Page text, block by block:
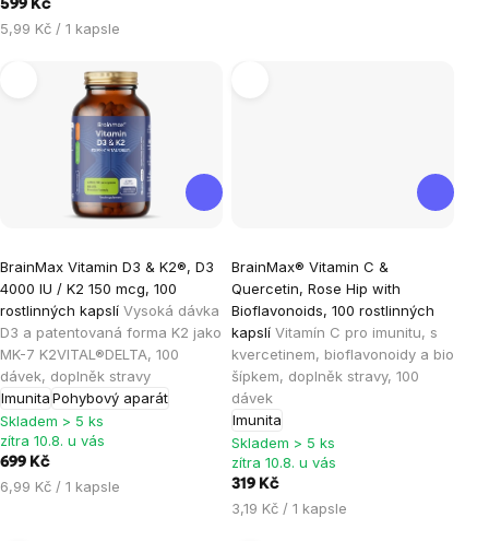
599 Kč
Měrná
5,99 Kč / 1 kapsle
BrainMax Vitamin D3 & K2®, D3
4000 IU / K2 150 mcg, 100
rostlinných kapslí Vysoká dávka
D3 a patentovaná forma K2 jako
MK-7 K2VITAL®DELTA, 100
dávek, doplněk stravy
ImunitaPohybový aparát
hodnocení
produktu
je
5,0
z
5
hvězdiček.
Skladem > 5 ks
zítra 10.8. u vás
699 Kč
Měrná
6,99 Kč / 1 kapsle
BrainMax® Vitamin C &
Quercetin, Rose Hip with
Bioflavonoids, 100 rostlinných
kapslí Vitamín C pro imunitu, s
kvercetinem, bioflavonoidy a bio
šípkem, doplněk stravy, 100
dávek
Imunita
hodnocení
produktu
je
5,0
z
5
hvězdiček.
Skladem > 5 ks
zítra 10.8. u vás
319 Kč
Měrná
3,19 Kč / 1 kapsle